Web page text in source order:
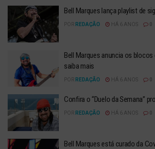
Bell Marques lança playlist de
POR REDAÇÃO HÁ 6 ANOS
Bell Marques anuncia os blocos
saiba mais
POR REDAÇÃO HÁ 6 ANOS
Confira o “Duelo da Semana”
POR REDAÇÃO HÁ 6 ANOS
Bell Marques está curado da